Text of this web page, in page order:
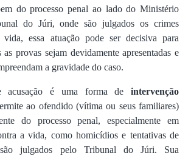
do processo penal ao lado do Ministério
do Júri, onde são julgados os crimes
essa atuação pode ser decisiva para
provas sejam devidamente apresentadas e
a gravidade do caso.
acusação é uma forma de intervenção
ao ofendido (vítima ou seus familiares)
do processo penal, especialmente em
a vida, como homicídios e tentativas de
julgados pelo Tribunal do Júri. Sua